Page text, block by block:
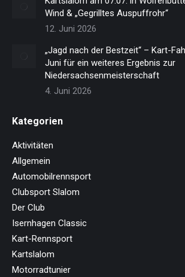
Wind & „Gegrilltes Auspuffrohr“
12. Juni 2026
„Jagd nach der Bestzeit“ – Kart-
Juni für ein weiteres Ergebnis zur
Niedersachsenmeisterschaft
4. Juni 2026
Kategorien
Aktivitäten
Allgemein
Automobilrennsport
Clubsport Slalom
Der Club
Isernhagen Classic
Kart-Rennsport
Kartslalom
Motorradtunier